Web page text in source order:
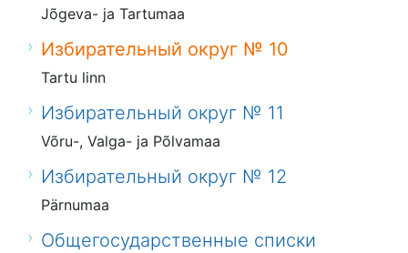
Jõgeva- ja Tartumaa
Избирательный округ № 10
Tartu linn
Избирательный округ № 11
Võru-, Valga- ja Põlvamaa
Избирательный округ № 12
Pärnumaa
Общегосударственные списки